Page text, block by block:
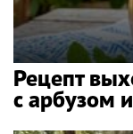
Рецепт
с арбузом